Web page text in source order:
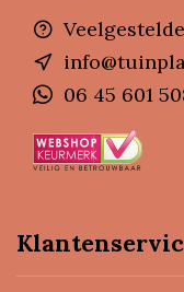
06 45 601